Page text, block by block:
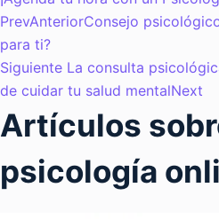
PrevAnteriorConsejo
para ti?
Siguiente La consulta
de cuidar tu salud mentalNext
Artículos
psicología